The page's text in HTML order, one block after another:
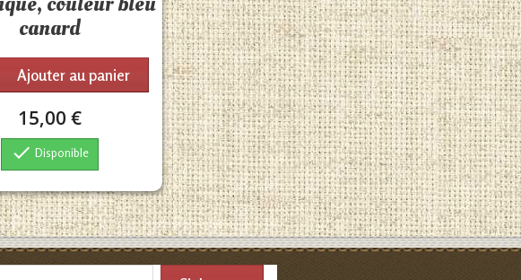
canard
Ajouter au panier
15,00 €
 Disponible